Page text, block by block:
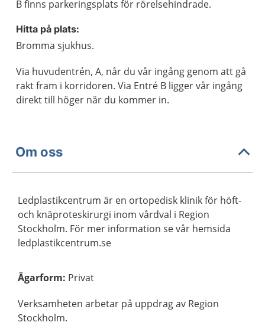
B finns parkeringsplats för rörelsehindrade.
Hitta på plats:
Bromma sjukhus.
Via huvudentrén, A, når du vår ingång genom att gå
rakt fram i korridoren. Via Entré B ligger vår ingång
direkt till höger när du kommer in.
Om oss
Ledplastikcentrum är en ortopedisk klinik för höft-
och knäproteskirurgi inom vårdval i Region
Stockholm. För mer information se vår hemsida
ledplastikcentrum.se
Ägarform: Privat
Verksamheten arbetar på uppdrag av Region
Stockholm.